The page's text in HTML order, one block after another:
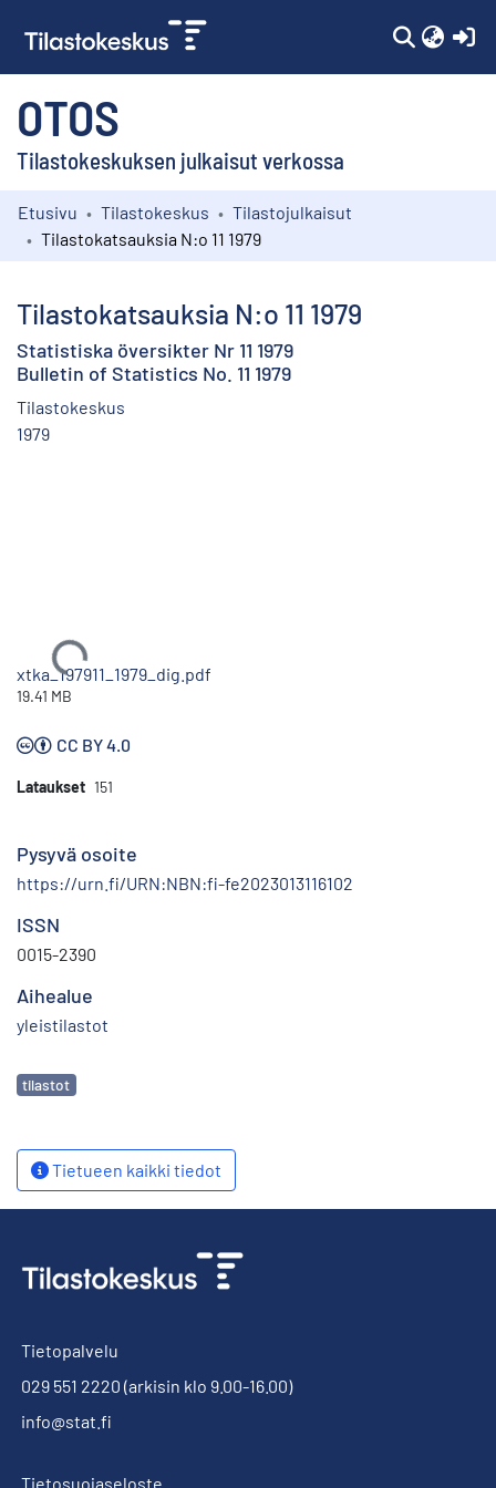
OTOS
Tilastokeskuksen julkaisut verkossa
Kokoelmat
Etusivu Tilastokeskus
Tilastojulkaisut
Tilastokatsauksia N:o 11 1979
Tilastokatsauksia N:o 11 1979
Statistiska översikter Nr 11 1979
Bulletin of Statistics No. 11 1979
Tilastokeskus
1979
Ladataan...
xtka_197911_1979_dig.pdf
19.41 MB
CC BY 4.0
Lataukset 151
Pysyvä osoite
https://urn.fi/URN:NBN:fi-fe2023013116102
ISSN
0015-2390
Aihealue
yleistilastot
Avainsanat
tilastot
Tietueen kaikki tiedot
Tietopalvelu
029 551 2220 (arkisin klo 9.00-16.00)
info@stat.fi
Tietosuojaseloste